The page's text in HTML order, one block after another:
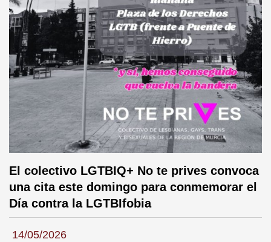
El colectivo LGTBIQ+ No te prives convoca
una cita este domingo para conmemorar el
Día contra la LGTBIfobia
14/05/2026